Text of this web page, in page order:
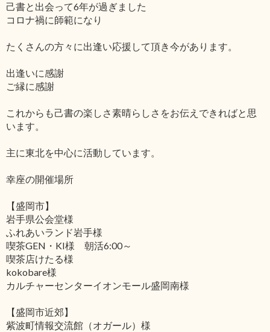
己書と出会って6年が過ぎました
コロナ禍に師範になり
たくさんの方々に出逢い応援して頂き今があります。
出逢いに感謝
ご縁に感謝
これからも己書の楽しさ素晴らしさをお伝えできればと思
います。
主に東北を中心に活動しています。
幸座の開催場所
【盛岡市】
岩手県公会堂様
ふれあいランド岩手様
喫茶GEN・KI様 朝活6:00～
喫茶店けたる様
kokobare様
カルチャーセンターイオンモール盛岡南様
【盛岡市近郊】
紫波町情報交流館（オガール）様